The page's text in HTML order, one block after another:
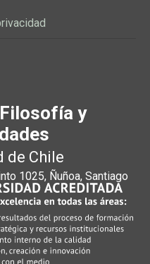
y
de Chile
1025, Ñuñoa, Santiago